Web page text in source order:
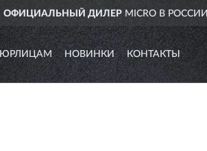
ОФИЦИАЛЬНЫЙ ДИЛЕР MICRO В РОССИИ
ЮРЛИЦАМ НОВИНКИ КОНТАКТЫ